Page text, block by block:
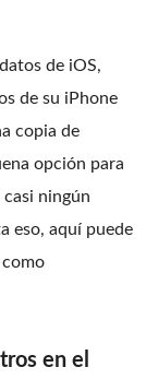
de iOS,
de su iPhone
copia de
opción para
ningún
eso, aquí puede
en el